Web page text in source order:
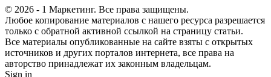
© 2026 - 1 Маркетинг. Все права защищены.
Любое копирование материалов с нашего ресурса разрешается
только с обратной активной ссылкой на страницу статьи.
Все материалы опубликованные на сайте взяты с открытых
источников и других порталов интернета, все права на
авторство принадлежат их законным владельцам.
Sign in